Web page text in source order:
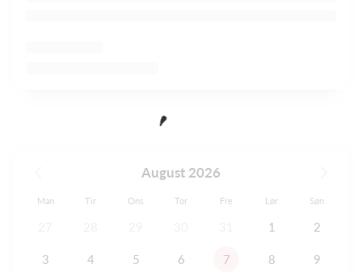
August 2026
Man Tir Ons Tor Fre Lør Søn
1 2
3 4 5 6 7 8 9